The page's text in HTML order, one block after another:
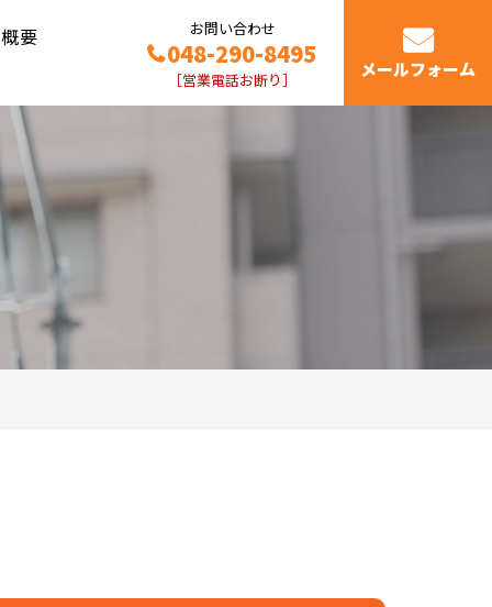
要 お問い合わせ
048-290-8495
［営業電話お断り］ メールフォーム